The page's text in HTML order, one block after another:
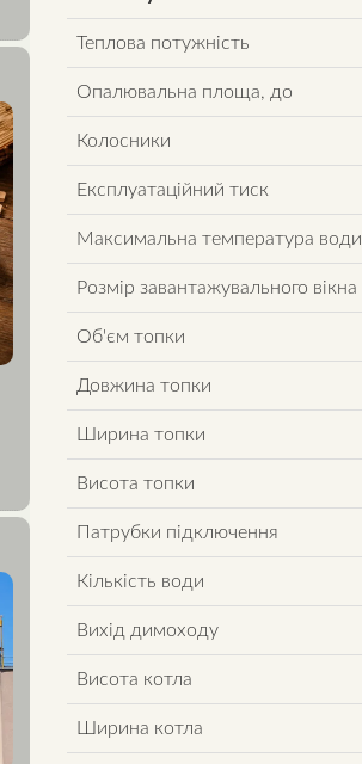
Теплова потужність
Опалювальна площа, до
Колосники
Експлуатаційний тиск
Максимальна температура води
Розмір завантажувального вікна
Об'єм топки
Довжина топки
Ширина топки
Висота топки
Патрубки підключення
Кількість води
Вихід димоходу
Висота котла
Ширина котла